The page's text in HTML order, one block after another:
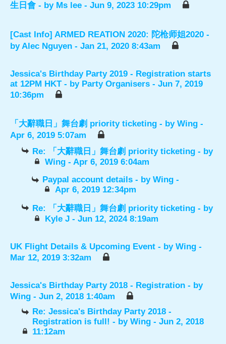
生日會 - by Ms lee - Jun 9, 2023 10:29pm
[Cast Info] ARMED REATION 2020: 陀枪师姐2020 -
byAlec Nguyen - Jan 21, 2020 8:43am
Jessica's Birthday Party 2019 - Registration starts
at 12PM HKT - by Party Organisers - Jun 7, 2019
10:36pm
「大辭職日」舞台劇 priority ticketing - by Wing -
Apr 6, 2019 5:07am
Re: 「大辭職日」舞台劇 priority ticketing - by
Wing- Apr 6, 2019 6:04am
Paypal account details - byWing -
Apr 6, 2019 12:34pm
Re: 「大辭職日」舞台劇 priority ticketing - by
Kyle J- Jun 12, 2024 8:19am
UK Flight Details & Upcoming Event - by Wing -
Mar 12, 2019 3:32am
Jessica's Birthday Party 2018 - Registration - by
Wing - Jun 2, 2018 1:40am
Re: Jessica's Birthday Party 2018 -
Registration is full! - byWing - Jun 2, 2018
11:12am